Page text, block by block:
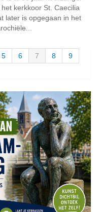
het kerkkoor St. Caecilia
later is opgegaan in het
5 6 7 8
9